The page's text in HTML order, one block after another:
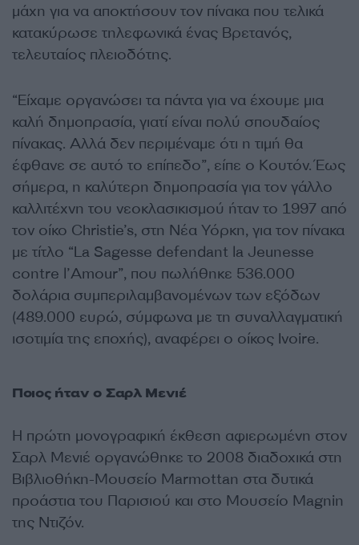
μάχη για να αποκτήσουν τον πίνακα που τελικά
κατακύρωσε τηλεφωνικά ένας Βρετανός,
τελευταίος πλειοδότης.
“Είχαμε οργανώσει τα πάντα για να έχουμε μια
καλή δημοπρασία, γιατί είναι πολύ σπουδαίος
πίνακας. Αλλά δεν περιμέναμε ότι η τιμή θα
έφθανε σε αυτό το επίπεδο”, είπε ο Κουτόν. Έως
σήμερα, η καλύτερη δημοπρασία για τον γάλλο
καλλιτέχνη του νεοκλασικισμού ήταν το 1997 από
τον οίκο Christie’s, στη Νέα Υόρκη, για τον πίνακα
με τίτλο “La Sagesse defendant la Jeunesse
contre l’Amour”, που πωλήθηκε 536.000
δολάρια συμπεριλαμβανομένων των εξόδων
(489.000 ευρώ, σύμφωνα με τη συναλλαγματική
ισοτιμία της εποχής), αναφέρει ο οίκος Ivoire.
Ποιος ήταν ο Σαρλ Μενιέ
Η πρώτη μονογραφική έκθεση αφιερωμένη στον
Σαρλ Μενιέ οργανώθηκε το 2008 διαδοχικά στη
Βιβλιοθήκη-Μουσείο Marmottan στα δυτικά
προάστια του Παρισιού και στο Μουσείο Magnin
της Ντιζόν.